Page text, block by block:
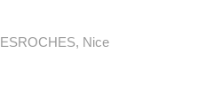
Nice